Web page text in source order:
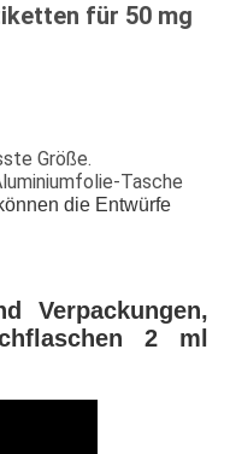
für 50 mg
Größe.
Tasche
die Entwürfe
Verpackungen,
2 ml